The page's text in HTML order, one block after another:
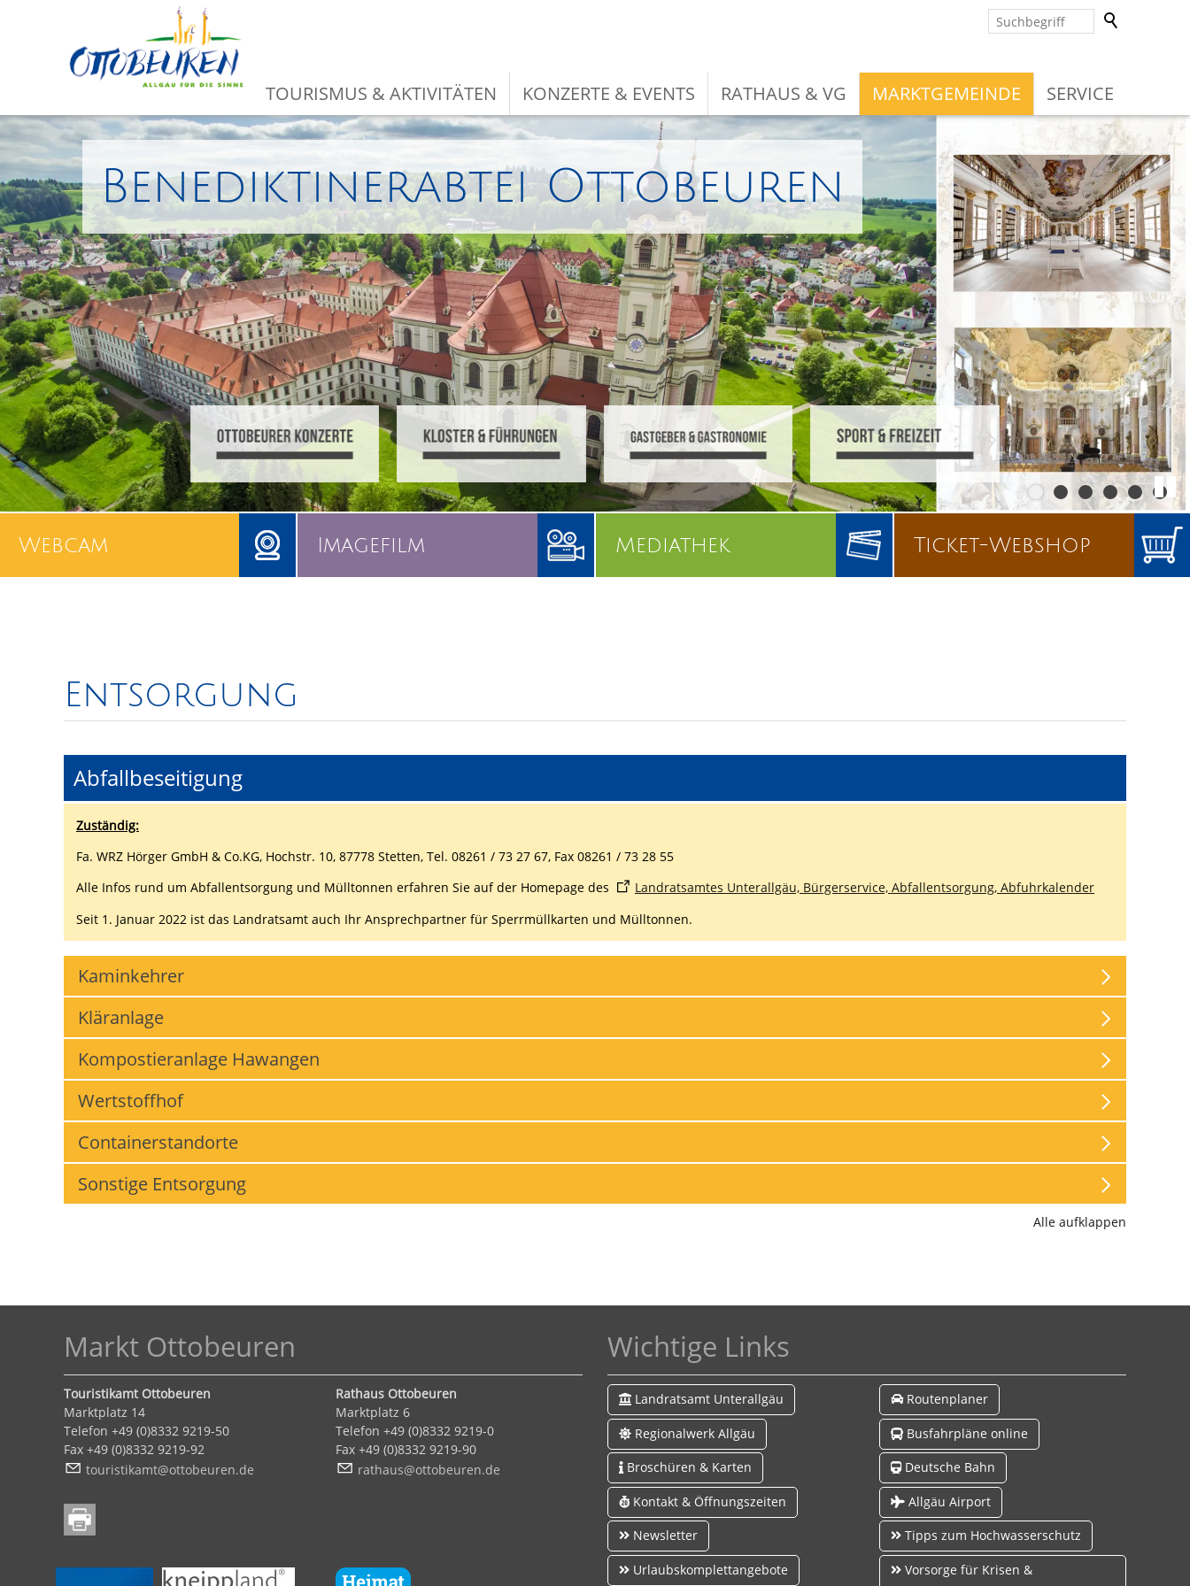
TOURISMUS & AKTIVITÄTEN KONZERTE & EVENTS RATHAUS & VG MARKTGEMEINDE SERVICE
Benediktinerabtei Ottobeuren
Webcam Imagefilm Mediathek Ticket-Webshop
Entsorgung
Abfallbeseitigung
Zuständig:
Fa. WRZ Hörger GmbH & Co.KG, Hochstr. 10, 87778 Stetten, Tel. 08261 / 73 27 67, Fax 08261 / 73 28 55
Alle Infos rund um Abfallentsorgung und Mülltonnen erfahren Sie auf der Homepage des
Landratsamtes Unterallgäu, Bürgerservice, Abfallentsorgung, Abfuhrkalender
Seit 1. Januar 2022 ist das Landratsamt auch Ihr Ansprechpartner für Sperrmüllkarten und Mülltonnen.
Kaminkehrer
Kläranlage
Kompostieranlage Hawangen
Wertstoffhof
Containerstandorte
Sonstige Entsorgung
Alle aufklappen
Markt Ottobeuren
Touristikamt Ottobeuren
Marktplatz 14
Telefon +49 (0)8332 9219-50
Fax +49 (0)8332 9219-92
t
r st k mt tt b r n d
Rathaus Ottobeuren
Marktplatz 6
Telefon +49 (0)8332 9219-0
Fax +49 (0)8332 9219-90
r th s tt b r n d
Wichtige Links
Landratsamt Unterallgäu
Regionalwerk Allgäu
Broschüren & Karten
Kontakt & Öffnungszeiten
Newsletter
Urlaubskomplettangebote
Routenplaner
Busfahrpläne online
Deutsche Bahn
Allgäu Airport
Tipps zum Hochwasserschutz
Vorsorge für Krisen &